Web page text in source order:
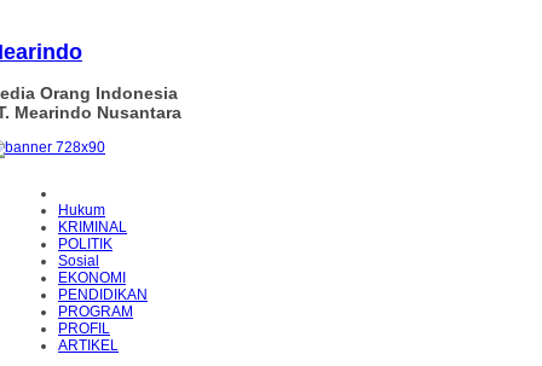
Orang Indonesia
Mearindo Nusantara
Hukum
KRIMINAL
POLITIK
Sosial
EKONOMI
PENDIDIKAN
PROGRAM
PROFIL
ARTIKEL